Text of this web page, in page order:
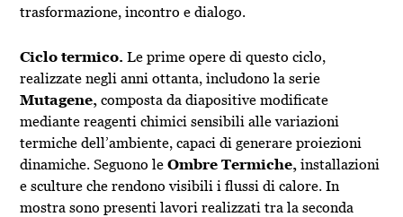
trasformazione, incontro e dialogo.
Ciclo termico.Le prime opere di questo ciclo,
realizzate negli anni ottanta, includono la serie
Mutagene, composta da diapositive modificate
mediante reagenti chimici sensibili alle variazioni
termiche dell’ambiente, capaci di generare proiezioni
dinamiche. Seguono leOmbre Termiche, installazioni
e sculture che rendono visibili i flussi di calore. In
mostra sono presenti lavori realizzati tra la seconda